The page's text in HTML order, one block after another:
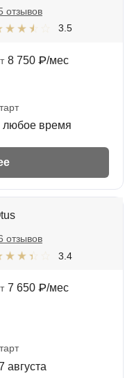
3.5
отзывов
8 750 ₽/мес
любое время
3.4
отзывов
7 650 ₽/мес
августа